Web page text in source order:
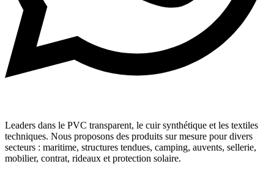
Leaders dans le PVC transparent, le cuir synthétique et les textiles
techniques. Nous proposons des produits sur mesure pour divers
secteurs : maritime, structures tendues, camping, auvents, sellerie,
mobilier, contrat, rideaux et protection solaire.